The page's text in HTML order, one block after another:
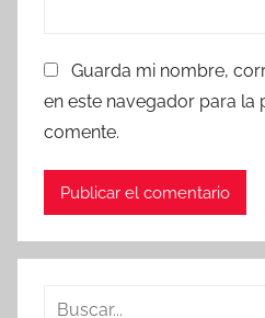
Guarda mi nombre,
en este navegador para la
comente.
Buscar: